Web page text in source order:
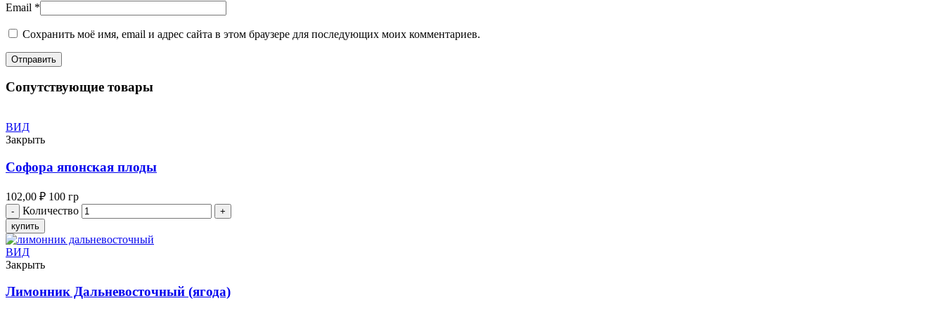
Email *
Сохранить моё имя, email и адрес сайта в этом браузере для последующих моих комментариев.
Сопутствующие товары
ВИД
Закрыть
Софора японская плоды
102,00 ₽ 100 гр
Количество
купить
ВИД
Закрыть
Лимонник Дальневосточный (ягода)